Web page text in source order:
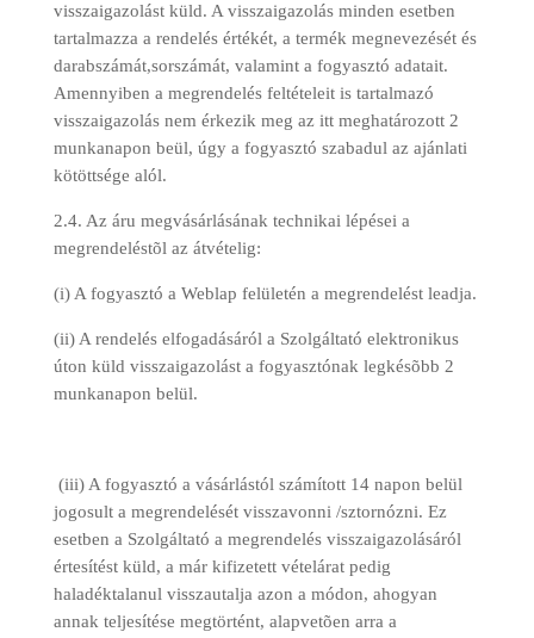
visszaigazolást küld. A visszaigazolás minden esetben
tartalmazza a rendelés értékét, a termék megnevezését és
darabszámát,sorszámát, valamint a fogyasztó adatait.
Amennyiben a megrendelés feltételeit is tartalmazó
visszaigazolás nem érkezik meg az itt meghatározott 2
munkanapon beül, úgy a fogyasztó szabadul az ajánlati
kötöttsége alól.
2.4. Az áru megvásárlásának technikai lépései a
megrendeléstõl az átvételig:
(i) A fogyasztó a Weblap felületén a megrendelést leadja.
(ii) A rendelés elfogadásáról a Szolgáltató elektronikus
úton küld visszaigazolást a fogyasztónak legkésõbb 2
munkanapon belül.
(iii) A fogyasztó a vásárlástól számított 14 napon belül
jogosult a megrendelését visszavonni /sztornózni. Ez
esetben a Szolgáltató a megrendelés visszaigazolásáról
értesítést küld, a már kifizetett vételárat pedig
haladéktalanul visszautalja azon a módon, ahogyan
annak teljesítése megtörtént, alapvetõen arra a